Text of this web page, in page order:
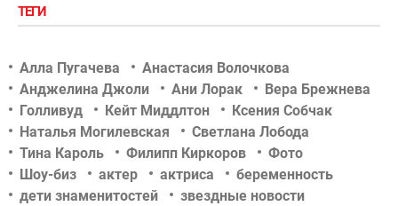
ТЕГИ
Алла Пугачева
Анастасия Волочкова
Анджелина Джоли
Ани Лорак
Вера Брежнева
Голливуд
Кейт Миддлтон
Ксения Собчак
Наталья Могилевская
Светлана Лобода
Тина Кароль
Филипп Киркоров
Фото
Шоу-биз
актер актриса
беременность
дети знаменитостей
звездные новости